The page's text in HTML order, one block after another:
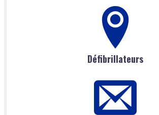
Défibrillateurs